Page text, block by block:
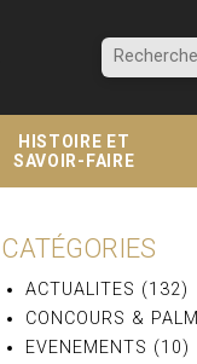
Search
HISTOIRE ET
SAVOIR-FAIRE
CATÉGORIES
ACTUALITES (132)
CONCOURS &
EVENEMENTS (10)